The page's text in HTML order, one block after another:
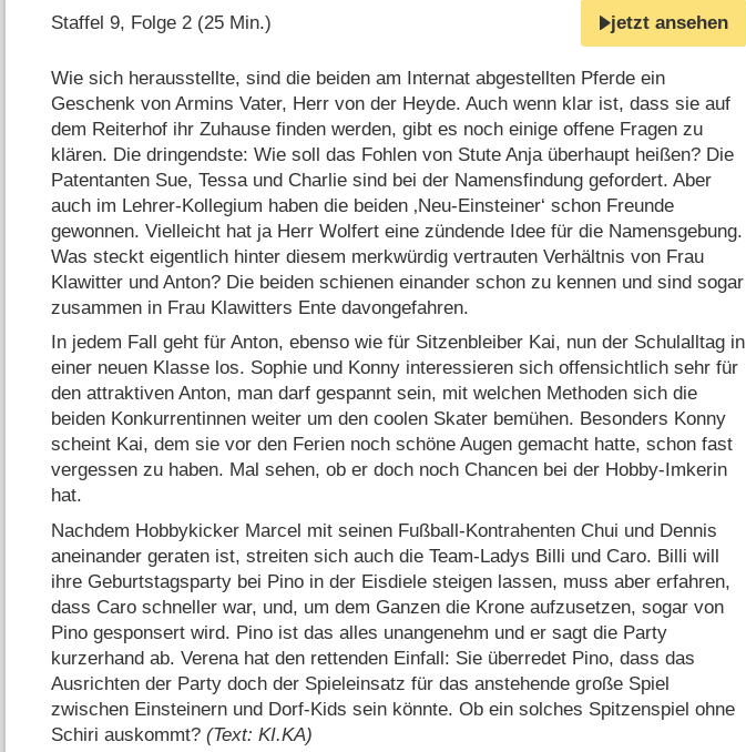
Staffel 9, Folge 2 (25 Min.) jetzt ansehen
Wie sich herausstellte, sind die beiden am Internat abgestellten Pferde ein
Geschenk von Armins Vater, Herr von der Heyde. Auch wenn klar ist, dass sie auf
dem Reiterhof ihr Zuhause finden werden, gibt es noch einige offene Fragen zu
klären. Die dringendste: Wie soll das Fohlen von Stute Anja überhaupt heißen? Die
Patentanten Sue, Tessa und Charlie sind bei der Namensfindung gefordert. Aber
auch im Lehrer-Kollegium haben die beiden ‚Neu-Einsteiner‘ schon Freunde
gewonnen. Vielleicht hat ja Herr Wolfert eine zündende Idee für die Namensgebung.
Was steckt eigentlich hinter diesem merkwürdig vertrauten Verhältnis von Frau
Klawitter und Anton? Die beiden schienen einander schon zu kennen und sind sogar
zusammen in Frau Klawitters Ente davongefahren.
In jedem Fall geht für Anton, ebenso wie für Sitzenbleiber Kai, nun der Schulalltag in
einer neuen Klasse los. Sophie und Konny interessieren sich offensichtlich sehr für
den attraktiven Anton, man darf gespannt sein, mit welchen Methoden sich die
beiden Konkurrentinnen weiter um den coolen Skater bemühen. Besonders Konny
scheint Kai, dem sie vor den Ferien noch schöne Augen gemacht hatte, schon fast
vergessen zu haben. Mal sehen, ob er doch noch Chancen bei der Hobby-Imkerin
hat.
Nachdem Hobbykicker Marcel mit seinen Fußball-Kontrahenten Chui und Dennis
aneinander geraten ist, streiten sich auch die Team-Ladys Billi und Caro. Billi will
ihre Geburtstagsparty bei Pino in der Eisdiele steigen lassen, muss aber erfahren,
dass Caro schneller war, und, um dem Ganzen die Krone aufzusetzen, sogar von
Pino gesponsert wird. Pino ist das alles unangenehm und er sagt die Party
kurzerhand ab. Verena hat den rettenden Einfall: Sie überredet Pino, dass das
Ausrichten der Party doch der Spieleinsatz für das anstehende große Spiel
zwischen Einsteinern und Dorf-Kids sein könnte. Ob ein solches Spitzenspiel ohne
Schiri auskommt?(Text: KI.KA)